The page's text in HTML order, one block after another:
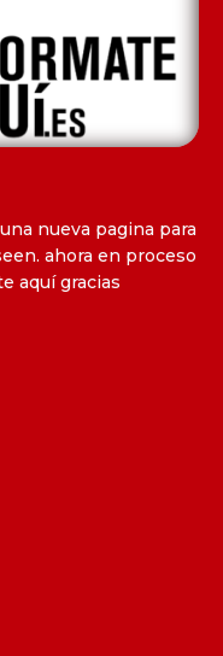
nueva pagina para
ahora en proceso
aquí gracias